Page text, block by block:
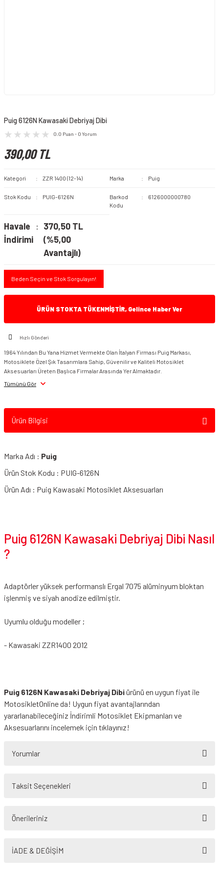
Puig 6126N Kawasaki Debriyaj Dibi
0.0 Puan - 0 Yorum
390,00 TL
Kategori ZZR 1400 (12-14) Marka Puig
Stok Kodu PUIG-6126N
Barkod
Kodu
6126000000780
Havale
İndirimi
370,50 TL
(%5,00
Avantajlı)
Beden Seçin ve Stok Sorgulayın!
ÜRÜN STOKTA TÜKENMİŞTİR, Gelince Haber Ver
Hızlı Gönderi
1964 Yılından Bu Yana Hizmet Vermekte Olan İtalyan Firması Puig Markası,
Motosiklete Özel Şık Tasarımlara Sahip, Güvenilir ve Kaliteli Motosiklet
Aksesuarları Üreten Başlıca Firmalar Arasında Yer Almaktadır.
Tümünü Gör
Ürün Bilgisi
Marka Adı : Puig
Ürün Stok Kodu : PUIG-6126N
Ürün Adı : Puig Kawasaki Motosiklet Aksesuarları
Puig 6126N Kawasaki Debriyaj Dibi Nasıl
?
Adaptörler yüksek performanslı Ergal 7075 alüminyum bloktan
işlenmiş ve siyah anodize edilmiştir.
Uyumlu olduğu modeller ;
- Kawasaki ZZR1400 2012
Puig 6126N Kawasaki Debriyaj Dibiürünü en uygun fiyat ile
MotosikletOnline da! Uygun fiyat avantajlarından
yararlanabileceğiniz İndirimli Motosiklet Ekipmanları ve
Aksesuarlarını incelemek için tıklayınız!
Yorumlar
Taksit Seçenekleri
Önerileriniz
yetersiz gördüğünüz noktaları öneri formunu kullanarak tarafımıza
İADE & DEĞİŞİM